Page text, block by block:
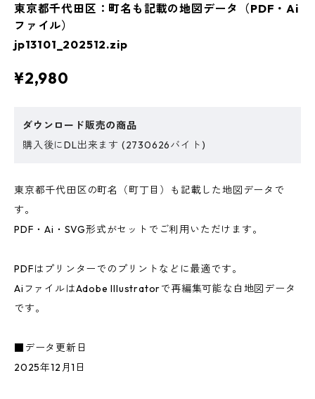
東京都千代田区：町名も記載の地図データ（PDF・Ai
ファイル）
jp13101_202512.zip
¥2,980
ダウンロード販売の商品
購入後にDL出来ます (2730626バイト)
東京都千代田区の町名（町丁目）も記載した地図データで
す。
PDF・Ai・SVG形式がセットでご利用いただけます。
PDFはプリンターでのプリントなどに最適です。
AiファイルはAdobe Illustratorで再編集可能な白地図データ
です。
■データ更新日
2025年12月1日